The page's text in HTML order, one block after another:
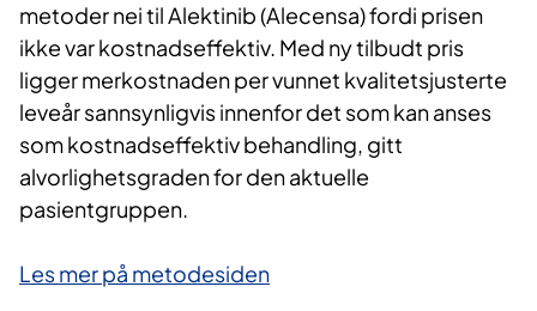
metoder nei til Alektinib (Alecensa) fordi prisen
ikke var kostnadseffektiv. Med ny tilbudt pris
ligger merkostnaden per vunnet kvalitetsjusterte
leveår sannsynligvis innenfor det som kan anses
som kostnadseffektiv behandling, gitt
alvorlighetsgraden for den aktuelle
pasientgruppen.
Les mer på metodesiden